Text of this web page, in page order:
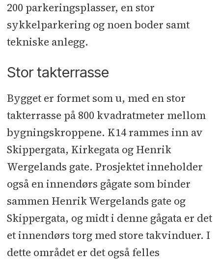
200 parkeringsplasser, en stor
sykkelparkering og noen boder samt
tekniske anlegg.
Stor takterrasse
Bygget er formet som u, med en stor
takterrasse på 800 kvadratmeter mellom
bygningskroppene. K14 rammes inn av
Skippergata, Kirkegata og Henrik
Wergelands gate. Prosjektet inneholder
også en innendørs gågate som binder
sammen Henrik Wergelands gate og
Skippergata, og midt i denne gågata er det
et innendørs torg med store takvinduer. I
dette området er det også felles